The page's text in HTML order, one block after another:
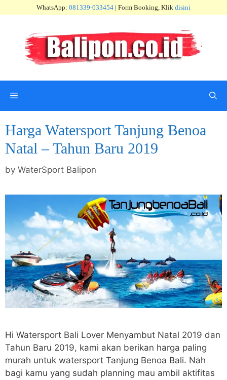
WhatsApp: 081339-633454 | Form Booking, Klik disini
Menu
Harga Watersport Tanjung Benoa
Natal – Tahun Baru 2019
by WaterSport Balipon
Hi Watersport Bali Lover Menyambut Natal 2019 dan
Tahun Baru 2019, kami akan berikan harga paling
murah untuk watersport Tanjung Benoa Bali. Nah
bagi kamu yang sudah planning mau ambil aktifitas